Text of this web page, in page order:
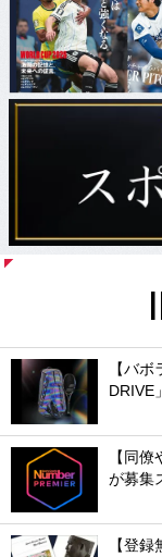
【バ
DRIVE
【同
が募集
【登